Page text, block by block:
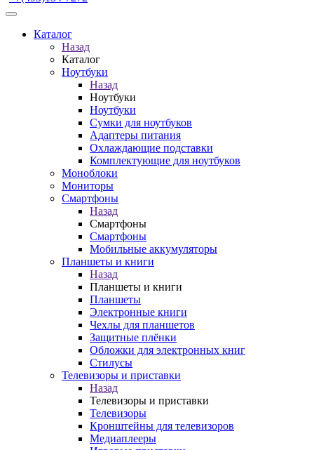
Каталог
Назад
Каталог
Ноутбуки
Назад
Ноутбуки
Ноутбуки
Сумки для ноутбуков
Адаптеры питания
Охлаждающие подставки
Комплектующие для ноутбуков
Моноблоки
Мониторы
Смартфоны
Назад
Смартфоны
Смартфоны
Мобильные аккумуляторы
Планшеты и книги
Назад
Планшеты и книги
Планшеты
Электронные книги
Чехлы для планшетов
Защитные плёнки
Обложки для электронных книг
Стилусы
Телевизоры и приставки
Назад
Телевизоры и приставки
Телевизоры
Кронштейны для телевизоров
Медиаплееры